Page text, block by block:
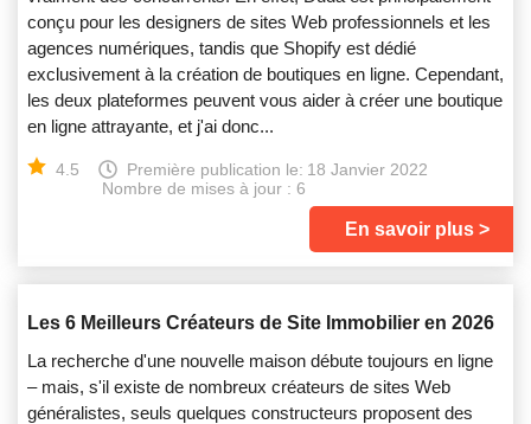
conçu pour les designers de sites Web professionnels et les
agences numériques, tandis que Shopify est dédié
exclusivement à la création de boutiques en ligne. Cependant,
les deux plateformes peuvent vous aider à créer une boutique
en ligne attrayante, et j'ai donc...
4.5 Première publication le: 18 Janvier 2022
Nombre de mises à jour : 6
En savoir plus
Les 6 Meilleurs Créateurs de Site Immobilier en 2026
La recherche d'une nouvelle maison débute toujours en ligne
– mais, s'il existe de nombreux créateurs de sites Web
généralistes, seuls quelques constructeurs proposent des